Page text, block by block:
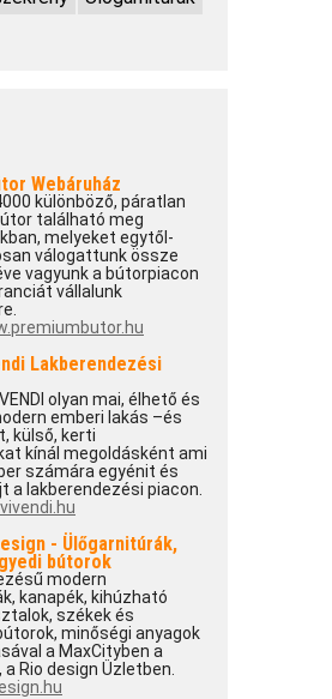
Webáruház
különböző, páratlan
található meg
melyeket egytől-
válogattunk össze
vagyunk a bútorpiacon
vállalunk
Lakberendezési
olyan mai, élhető és
emberi lakás –és
külső, kerti
kínál megoldásként ami
számára egyénit és
a lakberendezési piacon.
- Ülőgarnitúrák,
bútorok
modern
kanapék, kihúzható
székek és
minőségi anyagok
a MaxCityben a
Rio design Üzletben.